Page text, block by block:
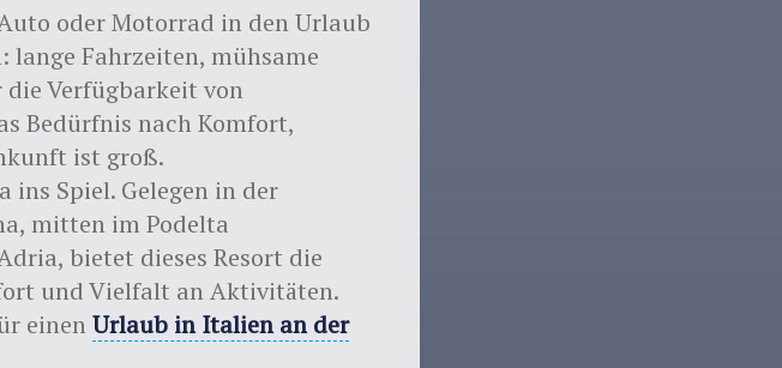
oder Motorrad in den Urlaub
lange Fahrzeiten, mühsame
Verfügbarkeit von
Bedürfnis nach Komfort,
ist groß.
ins Spiel. Gelegen in der
mitten im Podelta
bietet dieses Resort die
und Vielfalt an Aktivitäten.
einenUrlaub in Italien an der